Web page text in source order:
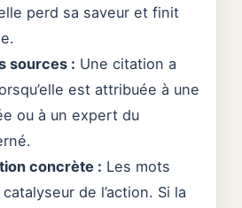
perd sa saveur et finit
sources : Une citation a
est attribuée à une
ou à un expert du
concrète : Les mots
de l’action. Si la